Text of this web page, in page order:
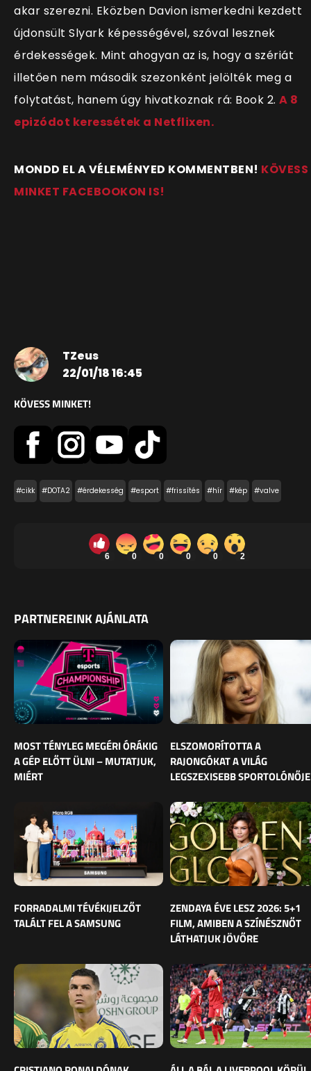
akar szerezni. Eközben Davion ismerkedni kezdett
újdonsült Slyark képességével, szóval lesznek
érdekességek. Mint ahogyan az is, hogy a szériát
illetően nem második szezonként jelölték meg a
folytatást, hanem úgy hivatkoznak rá: Book 2. A 8
epizódot keressétek a Netflixen.
MONDD EL A VÉLEMÉNYED KOMMENTBEN! KÖVESS
MINKET FACEBOOKON IS!
TZeus
22/01/18 16:45
KÖVESS MINKET!
#cikk #DOTA2 #érdekesség #esport #frissítés #hír #kép #valve
6 0 0 0 0 2
PARTNEREINK AJÁNLATA
MOST TÉNYLEG MEGÉRI ÓRÁKIG
A GÉP ELŐTT ÜLNI – MUTATJUK,
MIÉRT
ELSZOMORÍTOTTA A
RAJONGÓKAT A VILÁG
LEGSZEXISEBB SPORTOLÓNŐJE
FORRADALMI TÉVÉKIJELZŐT
TALÁLT FEL A SAMSUNG
ZENDAYA ÉVE LESZ 2026: 5+1
FILM, AMIBEN A SZÍNÉSZNŐT
LÁTHATJUK JÖVŐRE